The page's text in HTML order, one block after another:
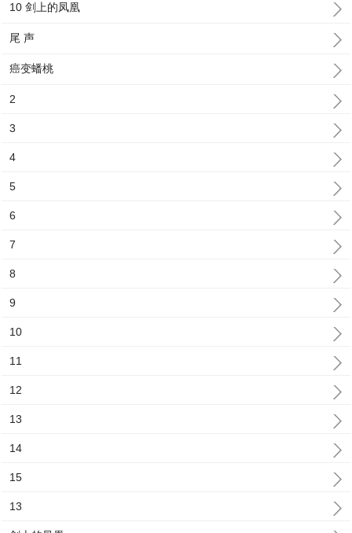
10 剑上的凤凰
尾 声
癌变蟠桃
2
3
4
5
6
7
8
9
10
11
12
13
14
15
13